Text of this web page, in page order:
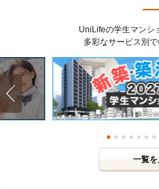
UniLifeの学生マンシ
多彩なサービス別
一覧を